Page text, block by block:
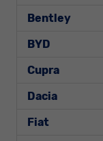
Bentley
BYD
Cupra
Dacia
Fiat